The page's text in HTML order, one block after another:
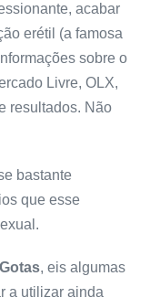
acabar
erétil (a famosa
sobre o
Livre, OLX,
resultados. Não
bastante
que esse
, eis algumas
a utilizar ainda